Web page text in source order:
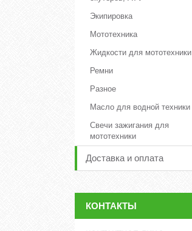
Экипировка
Мототехника
Жидкости для мототехники
Ремни
Разное
Масло для водной техники
Свечи зажигания для
мототехники
Доставка и оплата
КОНТАКТЫ